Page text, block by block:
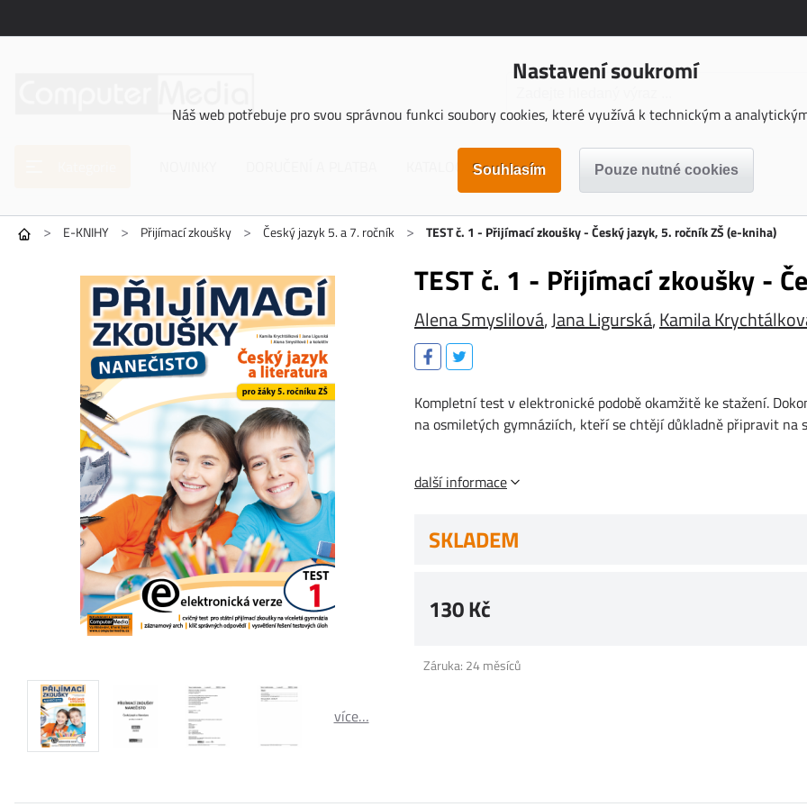
Nastavení soukromí
Náš web potřebuje pro svou správnou funkci soubory cookies, které využívá k technickým a
KATALOGY KE STAŽENÍ
> E-KNIHY > Přijímací zkoušky > Český jazyk 5. a 7. ročník > TEST č. 1 - Přijímací zkoušky - Český jazyk, 5. ročník ZŠ (e-kniha)
TEST č. 1 - Přijímací zkoušky -
Alena Smyslilová,Jana Ligurská,Kamila
více…
Kompletní test v elektronické podobě okamžitě ke stažení.
na osmiletých gymnáziích, kteří se chtějí důkladně připravit na
další informace
SKLADEM
130 Kč
Záruka: 24 měsíců